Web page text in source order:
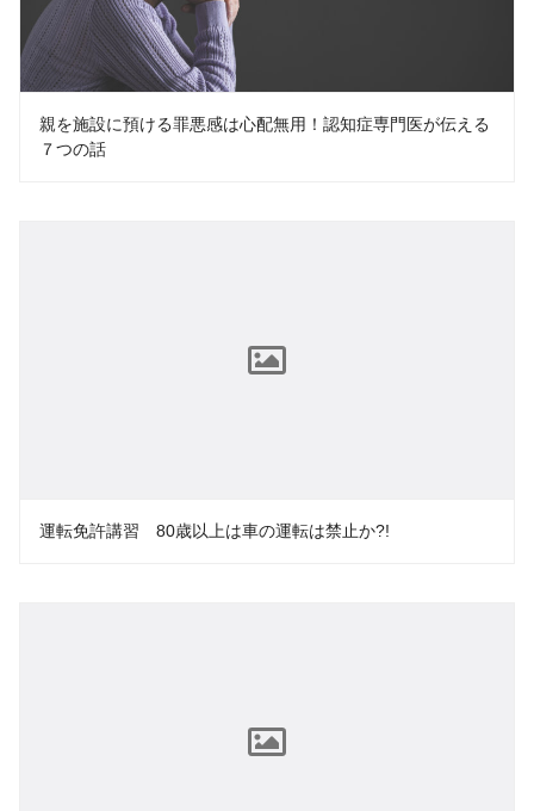
親を施設に預ける罪悪感は心配無用！認知症専門医が伝える
７つの話
運転免許講習 80歳以上は車の運転は禁止か?!